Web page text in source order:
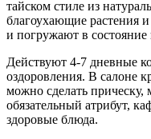
тайском стиле из
благоухающие растения
и погружают в состояние
Действуют 4-7 дневные
оздоровления. В салоне
можно сделать
обязательный атрибут,
здоровые блюда.